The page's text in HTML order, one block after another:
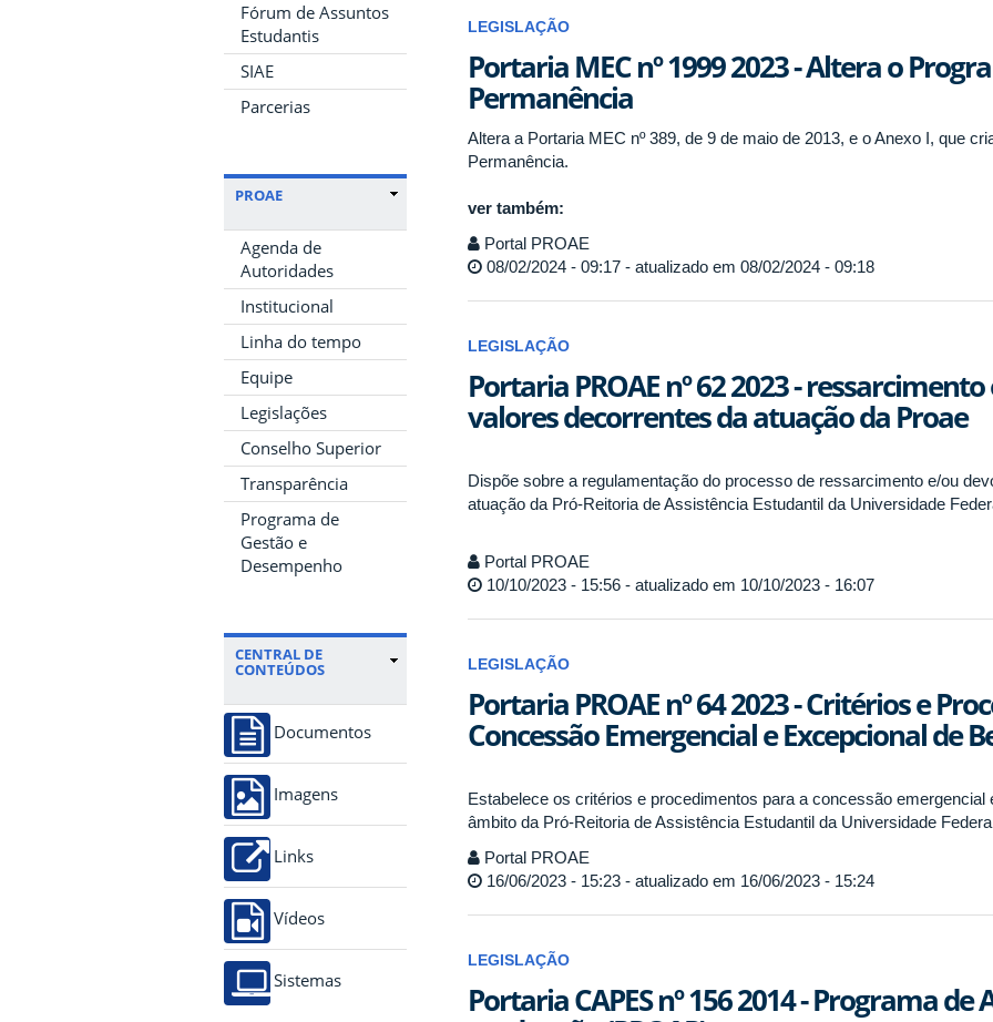
Fórum de Assuntos
Estudantis
SIAE
Parcerias
PROAE
Agenda de
Autoridades
Institucional
Linha do tempo
Equipe
Legislações
Conselho Superior
Transparência
Programa de
Gestão e
Desempenho
CENTRAL DE
CONTEÚDOS
Documentos
Imagens
Links
Vídeos
Sistemas
LEGISLAÇÃO
Portaria MEC nº 1999 2023 - Altera o
Permanência
Altera a Portaria MEC nº 389, de 9 de maio de 2013, e o Anexo I, que
Permanência.
ver também:
Portal PROAE
08/02/2024 - 09:17 - atualizado em 08/02/2024 - 09:18
LEGISLAÇÃO
Portaria PROAE nº 62 2023 -
valores decorrentes da atuação da Proae
Dispõe sobre a regulamentação do processo de ressarcimento e/ou
atuação da Pró-Reitoria de Assistência Estudantil da Universidade
Portal PROAE
10/10/2023 - 15:56 - atualizado em 10/10/2023 - 16:07
LEGISLAÇÃO
Portaria PROAE nº 64 2023 - Critérios e
Concessão Emergencial e Excepcional de
Estabelece os critérios e procedimentos para a concessão
âmbito da Pró-Reitoria de Assistência Estudantil da Universidade
Portal PROAE
16/06/2023 - 15:23 - atualizado em 16/06/2023 - 15:24
LEGISLAÇÃO
Portaria CAPES nº 156 2014 - Programa de